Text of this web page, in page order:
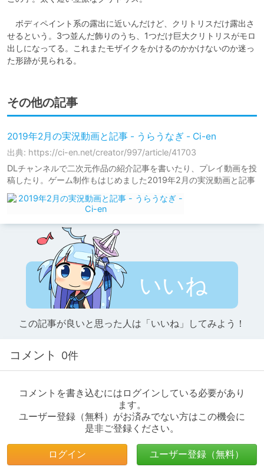
ボディペイント系の露出に近いんだけど、クリトリスだけ露出さ
せるという。3つ並んだ飾りのうち、1つだけ巨大クリトリスがモロ
出しになってる。これまたモザイクをかけるのかかけないのか迷っ
た形跡が見られる。
その他の記事
2019年2月の実況動画と記事 - うらうなぎ - Ci-en
出典: https://ci-en.net/creator/997/article/41703
DLチャンネルで二次元作品の紹介記事を書いたり、プレイ動画を投
稿したり。ゲーム制作もはじめました2019年2月の実況動画と記事
いいね
この記事が良いと思った人は「いいね」してみよう！
コメント 0件
コメントを書き込むにはログインしている必要があり
ます。
ユーザー登録（無料）がお済みでない方はこの機会に
是非ご登録ください。
ログイン ユーザー登録（無料）